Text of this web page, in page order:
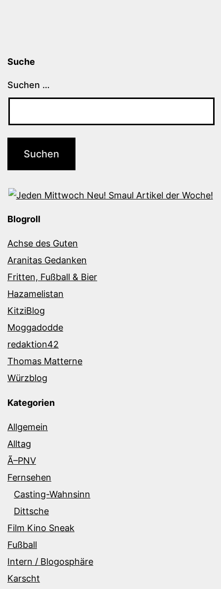
Suche
Suchen …
Blogroll
Achse des Guten
Aranitas Gedanken
Fritten, Fußball & Bier
Hazamelistan
KitziBlog
Moggadodde
redaktion42
Thomas Matterne
Würzblog
Kategorien
Allgemein
Alltag
Ã–PNV
Fernsehen
Casting-Wahnsinn
Dittsche
Film Kino Sneak
Fußball
Intern / Blogosphäre
Karscht